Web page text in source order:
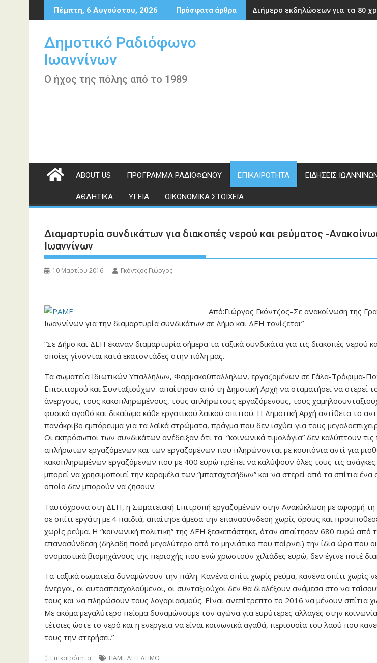
Περάστε
στο
Πέμπτη, 6 Αυγούστου, 2026 Πρόσφατα άρθρα Διήμερο εκδηλώσεων για τα 80
Δημοτικό Ραδιόφωνο
Ιωαννίνων
Ο ήχος της πόλης από το 1989
ABOUT US ΠΡΌΓΡΑΜΜΑ ΡΑΔΙΟΦΏΝΟΥ ΕΠΙΚΑΙΡΌΤΗΤΑ ΕΙΔΉΣΕΙΣ
ΑΘΛΗΤΙΚΆ ΥΓΕΊΑ ΟΙΚΟΝΟΜΙΚΆ ΣΤΟΙΧΕΊΑ
Διαμαρτυρία συνδικάτων για διακοπές νερού και ρεύματος -
Ιωαννίνων
10 Μαρτίου 2016 Γκόντζος Γιώργος
Από:Γιώργος Γκόντζος–Σε ανακοίνωση της
Ιωαννίνων για την διαμαρτυρία συνδικάτων σε Δήμο και ΔΕΗ τονίζεται”
“Σε Δήμο και ΔΕΗ έκαναν διαμαρτυρία σήμερα τα ταξικά συνδικάτα για τις διακοπές νερού
οποίες γίνονται κατά εκατοντάδες στην πόλη μας.
Τα σωματεία Ιδιωτικών Υπαλλήλων, Φαρμακοϋπαλλήλων, εργαζομένων σε Γάλα-Τρόφιμα-
Επισιτισμού και Συνταξιούχων απαίτησαν από τη Δημοτική Αρχή να σταματήσει να στερεί
άνεργους, τους κακοπληρωμένους, τους απλήρωτους εργαζόμενους, τους
φυσικό αγαθό και δικαίωμα κάθε εργατικού λαϊκού σπιτιού. Η Δημοτική Αρχή αντίθετα το
πανάκριβο εμπόρευμα για τα λαϊκά στρώματα, πράγμα που δεν ισχύει για τους
Οι εκπρόσωποι των συνδικάτων ανέδειξαν ότι τα “κοινωνικά τιμολόγια” δεν καλύπτουν
απλήρωτων εργαζόμενων και των εργαζομένων που πληρώνονται με κουπόνια αντί για
κακοπληρωμένων εργαζόμενων που με 400 ευρώ πρέπει να καλύψουν όλες τους τις
μπορεί να χρησιμοποιεί την καραμέλα των “μπαταχτσήδων” και να στερεί από τα σπίτια ένα
οποίο δεν μπορούν να ζήσουν.
Ταυτόχρονα στη ΔΕΗ, η Σωματειακή Επιτροπή εργαζομένων στην Ανακύκλωση με αφορμή τη
σε σπίτι εργάτη με 4 παιδιά, απαίτησε άμεσα την επανασύνδεση χωρίς όρους και
χωρίς ρεύμα. Η “κοινωνική πολιτική” της ΔΕΗ ξεσκεπάστηκε, όταν απαίτησαν 680 ευρώ από
επανασύνδεση (δηλαδή ποσό μεγαλύτερο από το μηνιάτικο που παίρνει) την ίδια ώρα που
ονομαστικά βιομηχάνους της περιοχής που ενώ χρωστούν χιλιάδες ευρώ, δεν έγινε ποτέ
Τα ταξικά σωματεία δυναμώνουν την πάλη. Κανένα σπίτι χωρίς ρεύμα, κανένα σπίτι χωρίς
άνεργοι, οι αυτοαπασχολούμενοι, οι συνταξιούχοι δεν θα διαλέξουν ανάμεσα στο να
τους και να πληρώσουν τους λογαριασμούς. Είναι ανεπίτρεπτο το 2016 να μένουν σπίτια
Με ακόμα μεγαλύτερο πείσμα δυναμώνουμε τον αγώνα για ευρύτερες αλλαγές στην κοινωνία
τέτοιες ώστε το νερό και η ενέργεια να είναι κοινωνικά αγαθά, περιουσία του λαού που
τους την στερήσει.”
Επικαιρότητα ΠΑΜΕ ΔΕΗ ΔΗΜΟ